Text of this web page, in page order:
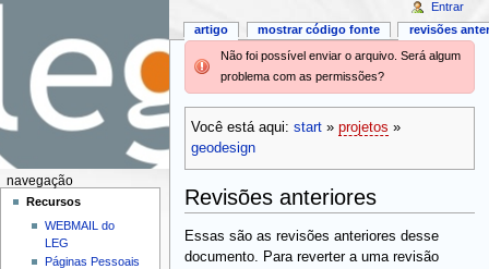
Não foi possível enviar o arquivo. Será algum
problema com as permissões?
Você está aqui: start» projetos »
geodesign
Revisões anteriores
Essas são as revisões anteriores desse
documento. Para reverter a uma revisão
artigo mostrar código fonte revisões
Entrar
navegação
Recursos
WEBMAIL do
LEG
Páginas Pessoais